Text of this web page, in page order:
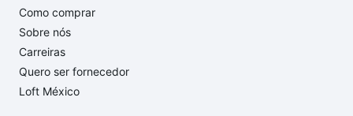
Como comprar
Sobre nós
Carreiras
Quero ser fornecedor
Loft México